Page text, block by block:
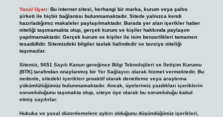
Yasal Uyarı: Bu internet sitesi, herhangi bir marka, kurum veya şahıs
şirketi ile hiçbir bağlantısı bulunmamaktadır. Sitede yalnızca kendi
hazırladığımız makaleler paylaşılmaktadır. Burada yer alan içerikler haber
niteliği taşımamakta olup, gerçek kurum ve kişiler hakkında paylaşım
yapılmamaktadır. Gerçek kurum ve kişiler ile isim benzerlikleri tamamen
tesadüfidir. Sitemizdeki bilgiler taslak halindedir ve tavsiye niteliği
taşımazlar.
Sitemiz, 5651 Sayılı Kanun gereğince Bilgi Teknolojileri ve İletişim Kurumu
(BTK) tarafından onaylanmış bir Yer Sağlayıcı olarak hizmet vermektedir. Bu
nedenle, sitedeki içerikleri proaktif olarak denetleme veya araştırma
yükümlülüğümüz bulunmamaktadır. Ancak, üyelerimiz yazdıkları içeriklerin
sorumluluğunu taşımakta olup, siteye üye olarak bu sorumluluğu kabul
etmiş sayılırlar.
Hukuka ve yasal düzenlemelere aykırı olduğunu düşündüğünüz içerikleri,